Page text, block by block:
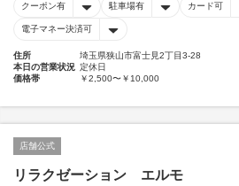
クーポン有 駐車場有 カード可
電子マネー決済可
住所
埼玉県狭山市富士見2丁目3-28
本日の営業状況 定休日
価格帯
￥2,500〜￥10,000
店舗公式
リラクゼーション エルモ